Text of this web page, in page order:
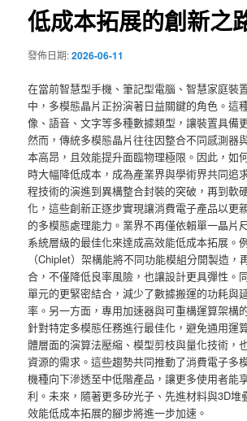
低成本拓展的創新之
發佈日期:2026-06-11
在當前智慧型手機、筆記型電腦、智慧家庭裝
中，多模態晶片正扮演著日益關鍵的角色。這
像、語音、文字等多種數據類型，讓裝置具備
然而，傳統多模態晶片往往因整合不同感測器
本高昂，且效能提升面臨物理極限。因此，如
時大幅降低成本，成為產業界與學術界共同追
程技術的演進到異構整合封裝的突破，再到軟
化，這些創新正逐步實現讓消費電子產品以更
的多模態處理能力。業界不再僅依賴單一晶片
系統層級的最佳化來達成高效能低成本拓展。
（Chiplet）架構能將不同功能模組分開製造，
合，不僅降低良率風險，也讓設計更具彈性。
單元的更緊密結合，減少了數據搬運的功耗與
率。另一方面，專用加速器與可重構運算架構
針對特定多模態任務進行最佳化，避免通用運
體層面的演算法壓縮、模型剪枝與量化技術，
資源的需求。這些趨勢共同推動了消費電子多
機種向下滲透至中低階產品，讓更多使用者能
利。未來，隨著更多矽光子、先進材料與3D堆
效能低成本拓展的腳步將進一步加速。